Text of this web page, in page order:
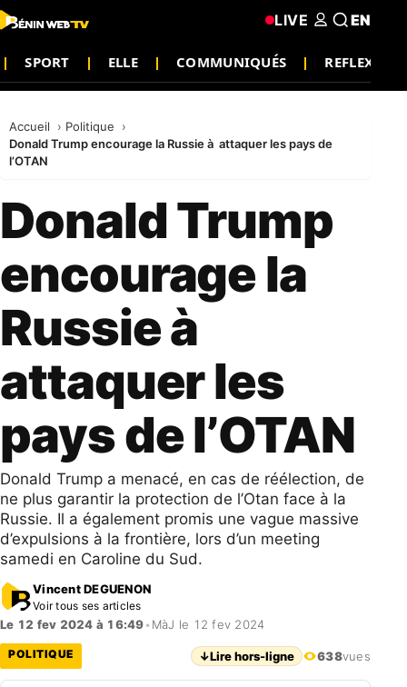
SPORT ELLE COMMUNIQUÉS REFLEXION
LIVE EN
Accueil
Politique
Donald Trump encourage la Russie à attaquer les pays de
l’OTAN
Donald Trump
encourage la
Russie à
attaquer les
pays de l’OTAN
Donald Trump a menacé, en cas de réélection, de
ne plus garantir la protection de l’Otan face à la
Russie. Il a également promis une vague massive
d’expulsions à la frontière, lors d’un meeting
samedi en Caroline du Sud.
Vincent DEGUENON
Voir tous ses articles
Le 12 fev 2024 à 16:49• MàJ le 12 fev 2024
POLITIQUE ↓Lire hors-ligne 638vues